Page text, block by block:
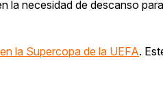
la necesidad de descanso
la Supercopa de la UEFA.